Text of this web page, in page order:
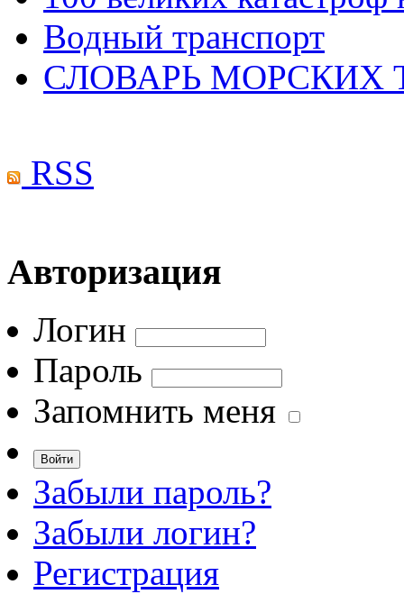
Водный транспорт
СЛОВАРЬ МОРСКИХ
RSS
Авторизация
Логин
Пароль
Запомнить меня
Забыли пароль?
Забыли логин?
Регистрация